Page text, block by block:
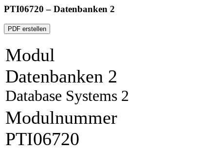
PTI06720 – Datenbanken 2
PDF erstellen
Modul
Datenbanken 2
Database Systems 2
Modulnummer
PTI06720